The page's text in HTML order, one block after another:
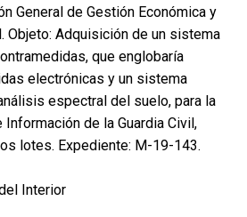
General de Gestión Económica y
Objeto: Adquisición de un sistema
que englobaría
electrónicas y un sistema
espectral del suelo, para la
de la Guardia Civil,
lotes. Expediente: M-19-143.
Interior